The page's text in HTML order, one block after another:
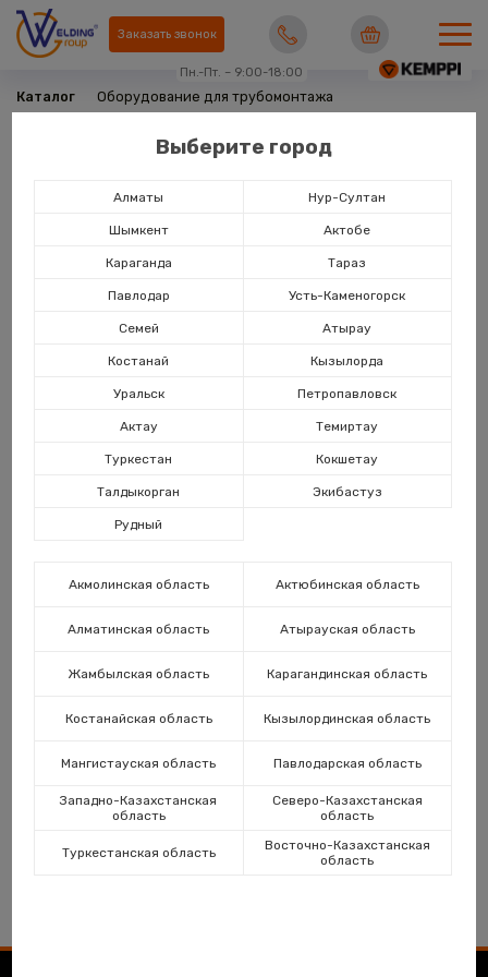
Заказать звонок
Пн.-Пт. – 9:00-18:00
Каталог Оборудование для трубомонтажа
Оборудование для трубомонтажа в Welding
Труборезы, торцеватели
труб
Приспособления для
разметки труб
Оборудование для
продувки труб
Выберите город
Алматы Нур-Султан
Шымкент Актобе
Караганда Тараз
Павлодар Усть-Каменогорск
Семей Атырау
Костанай Кызылорда
Уральск Петропавловск
Актау Темиртау
Туркестан Кокшетау
Талдыкорган Экибастуз
Рудный
Акмолинская область Актюбинская область
Алматинская область Атырауская область
Жамбылская область Карагандинская область
Костанайская область Кызылординская область
Мангистауская область Павлодарская область
Западно-Казахстанская
область
Северо-Казахстанская
область
Туркестанская область
Восточно-Казахстанская
область